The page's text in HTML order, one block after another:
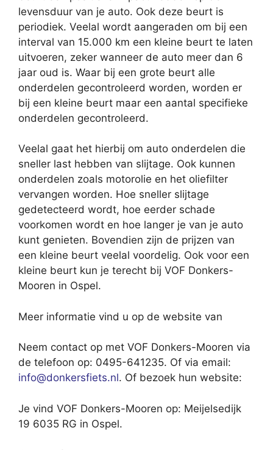
levensduur van je auto. Ook deze beurt is
periodiek. Veelal wordt aangeraden om bij een
interval van 15.000 km een kleine beurt te laten
uitvoeren, zeker wanneer de auto meer dan 6
jaar oud is. Waar bij een grote beurt alle
onderdelen gecontroleerd worden, worden er
bij een kleine beurt maar een aantal specifieke
onderdelen gecontroleerd.
Veelal gaat het hierbij om auto onderdelen die
sneller last hebben van slijtage. Ook kunnen
onderdelen zoals motorolie en het oliefilter
vervangen worden. Hoe sneller slijtage
gedetecteerd wordt, hoe eerder schade
voorkomen wordt en hoe langer je van je auto
kunt genieten. Bovendien zijn de prijzen van
een kleine beurt veelal voordelig. Ook voor een
kleine beurt kun je terecht bij VOF Donkers-
Mooren in Ospel.
Meer informatie vind u op de website van
Neem contact op met VOF Donkers-Mooren via
de telefoon op: 0495-641235. Of via email:
info@donkersfiets.nl. Of bezoek hun website:
Je vind VOF Donkers-Mooren op: Meijelsedijk
19 6035 RG in Ospel.